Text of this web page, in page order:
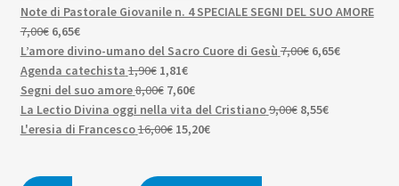
originale
3,50€.
attuale
prezzo
era:
prezzo
Note di Pastorale Giovanile n. 4 SPECIALE SEGNI DEL SUO AMORE
7,00€ Il
prezzo
originale
era:
7,00€.
6,65€Il
prezzo
attuale
è:
6,65€.
L’amore divino-umano del Sacro Cuore di Gesù 7,00€ Il
era:
6,65€Il
Agenda catechista 1,90€ Il
prezzo
originale
era:
1,81€Il
prezzo
attuale
è:
Segni del suo amore8,00€ Il
prezzo
originale
7,60€Il
prezzo
attuale
La Lectio Divina oggi nella vita del Cristiano9,00€ Il8,55€Il
L'eresia di Francesco16,00€ Il15,20€Il